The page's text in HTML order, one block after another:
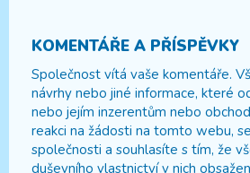
KOMENTÁŘE A PŘÍSPĚVKY
Společnost vítá vaše komentáře.
návrhy nebo jiné informace, které
nebo jejím inzerentům nebo
reakci na žádosti na tomto webu,
společnosti a souhlasíte s tím, že
duševního vlastnictví v nich